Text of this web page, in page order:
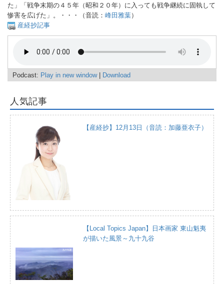
た」「戦争末期の４５年（昭和２０年）に入っても戦争継続に固執して
惨害を広げた」。・・・（音読： 峰田雅葉）
産経抄記事
Podcast: Play in new window| Download
人気記事
【産経抄】12月13日（音読：加藤亜衣子）
【Local Topics Japan】日本画家 東山魁夷
が描いた風景～九十九谷